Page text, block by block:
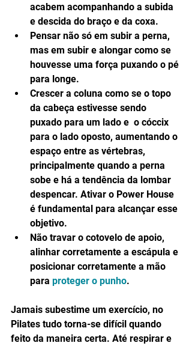
acabem acompanhando a subida
e descida do braço e da coxa.
Pensar não só em subir a perna,
mas em subir e alongar como se
houvesse uma força puxando o pé
para longe.
Crescer a coluna como se o topo
da cabeça estivesse sendo
puxado para um lado e  o cóccix
para o lado oposto, aumentando o
espaço entre as vértebras,
principalmente quando a perna
sobe e há a tendência da lombar
despencar. Ativar o Power House
é fundamental para alcançar esse
objetivo.
Não travar o cotovelo de apoio,
alinhar corretamente a escápula e
posicionar corretamente a mão
para proteger o punho.
Jamais subestime um exercício, no
Pilates tudo torna-se difícil quando
feito da maneira certa. Até respirar e